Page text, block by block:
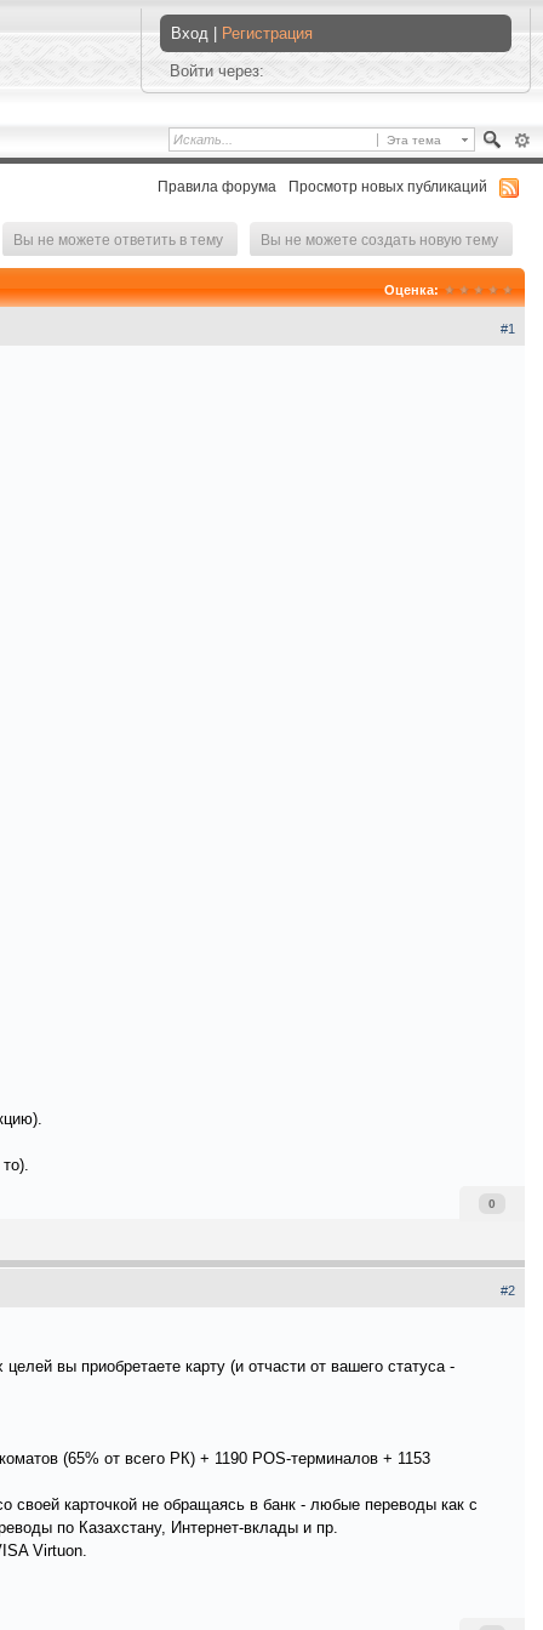
Вход | Регистрация
Войти через:
Эта тема
Правила форума Просмотр новых публикаций
Вы не можете создать новую тему
Вы не можете ответить в тему
Оценка:
#1
0
#2
вы приобретаете карту (и отчасти от вашего статуса -
(65% от всего РК) + 1190 POS-терминалов + 1153
своей карточкой не обращаясь в банк - любые переводы как с
по Казахстану, Интернет-вклады и пр.
Virtuon.